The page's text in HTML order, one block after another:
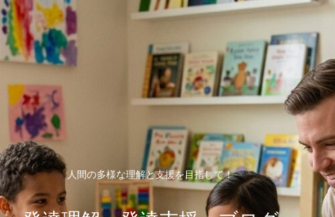
人間の多様な理解と支援を目指して！